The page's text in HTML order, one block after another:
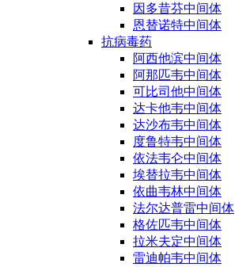
因多昔芬中间体
恩替诺特中间体
抗病毒药
阿西他滨中间体
阿那匹韦中间体
可比司他中间体
达卡他韦中间体
达沙布韦中间体
度鲁特韦中间体
依法韦仑中间体
埃替拉韦中间体
依曲韦林中间体
法尔达普雷中间体
格佐匹韦中间体
拉米夫定中间体
雷迪帕韦中间体